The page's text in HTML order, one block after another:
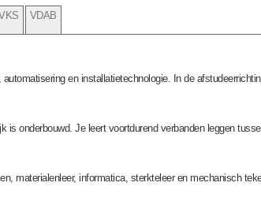
VDAB
en installatietechnologie. In de
onderbouwd. Je leert voortdurend verbanden leggen
materialenleer, informatica, sterkteleer en mechanisch